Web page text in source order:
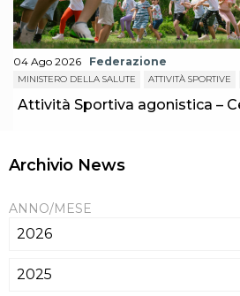
04 Ago 2026 Federazione
MINISTERO DELLA SALUTE ATTIVITÀ SPORTIVE
Attività Sportiva agonistica –
Archivio News
ANNO/MESE
2026
2025